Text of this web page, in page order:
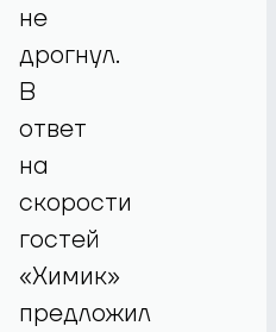
не
дрогнул.
В
ответ
на
скорости
гостей
«Химик»
предложил